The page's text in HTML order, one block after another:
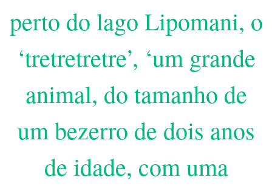
perto do lago Lipomani, o
‘tretretretre’, ‘um grande
animal, do tamanho de
um bezerro de dois anos
de idade, com uma